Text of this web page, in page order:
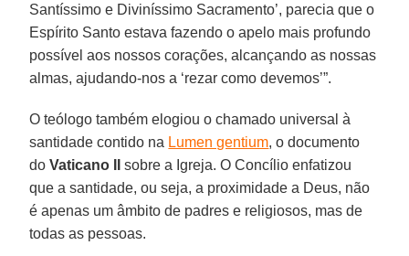
Santíssimo e Diviníssimo Sacramento’, parecia que o
Espírito Santo estava fazendo o apelo mais profundo
possível aos nossos corações, alcançando as nossas
almas, ajudando-nos a ‘rezar como devemos’”.
O teólogo também elogiou o chamado universal à
santidade contido na Lumen gentium, o documento
doVaticano II
sobre a Igreja. O Concílio enfatizou
que a santidade, ou seja, a proximidade a Deus, não
é apenas um âmbito de padres e religiosos, mas de
todas as pessoas.